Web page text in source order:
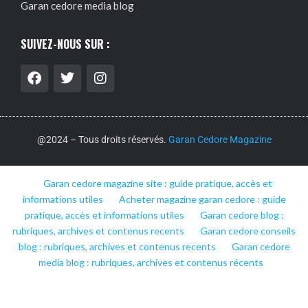
Garan cedore media blog
SUIVEZ-NOUS SUR :
@2024 – Tous droits réservés. Garan Cedore Magazine
Garan cedore magazine site : guide pratique, accès et
informations utiles
Acheter magazine garan cedore : guide
pratique, accès et informations utiles
Garan cedore blog :
rubriques, archives et contenus recents
Garan cedore conseils
blog : rubriques, archives et contenus recents
Garan cedore
media blog : rubriques, archives et contenus récents